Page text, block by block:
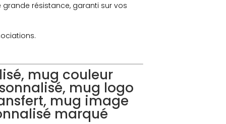
grande résistance, garanti sur vos
mug couleur
mug logo
mug image
marqué